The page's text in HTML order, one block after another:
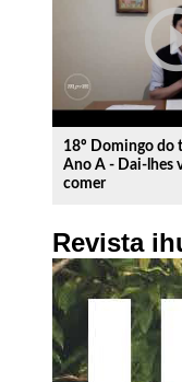
18º Domingo do
Ano A - Dai-lhes
comer
Revista